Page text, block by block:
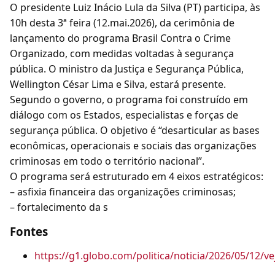
O presidente Luiz Inácio Lula da Silva (PT) participa, às
10h desta 3ª feira (12.mai.2026), da cerimônia de
lançamento do programa Brasil Contra o Crime
Organizado, com medidas voltadas à segurança
pública. O ministro da Justiça e Segurança Pública,
Wellington César Lima e Silva, estará presente.
Segundo o governo, o programa foi construído em
diálogo com os Estados, especialistas e forças de
segurança pública. O objetivo é “desarticular as bases
econômicas, operacionais e sociais das organizações
criminosas em todo o território nacional”.
O programa será estruturado em 4 eixos estratégicos:
– asfixia financeira das organizações criminosas;
– fortalecimento da s
Fontes
https://g1.globo.com/politica/noticia/2026/05/12/